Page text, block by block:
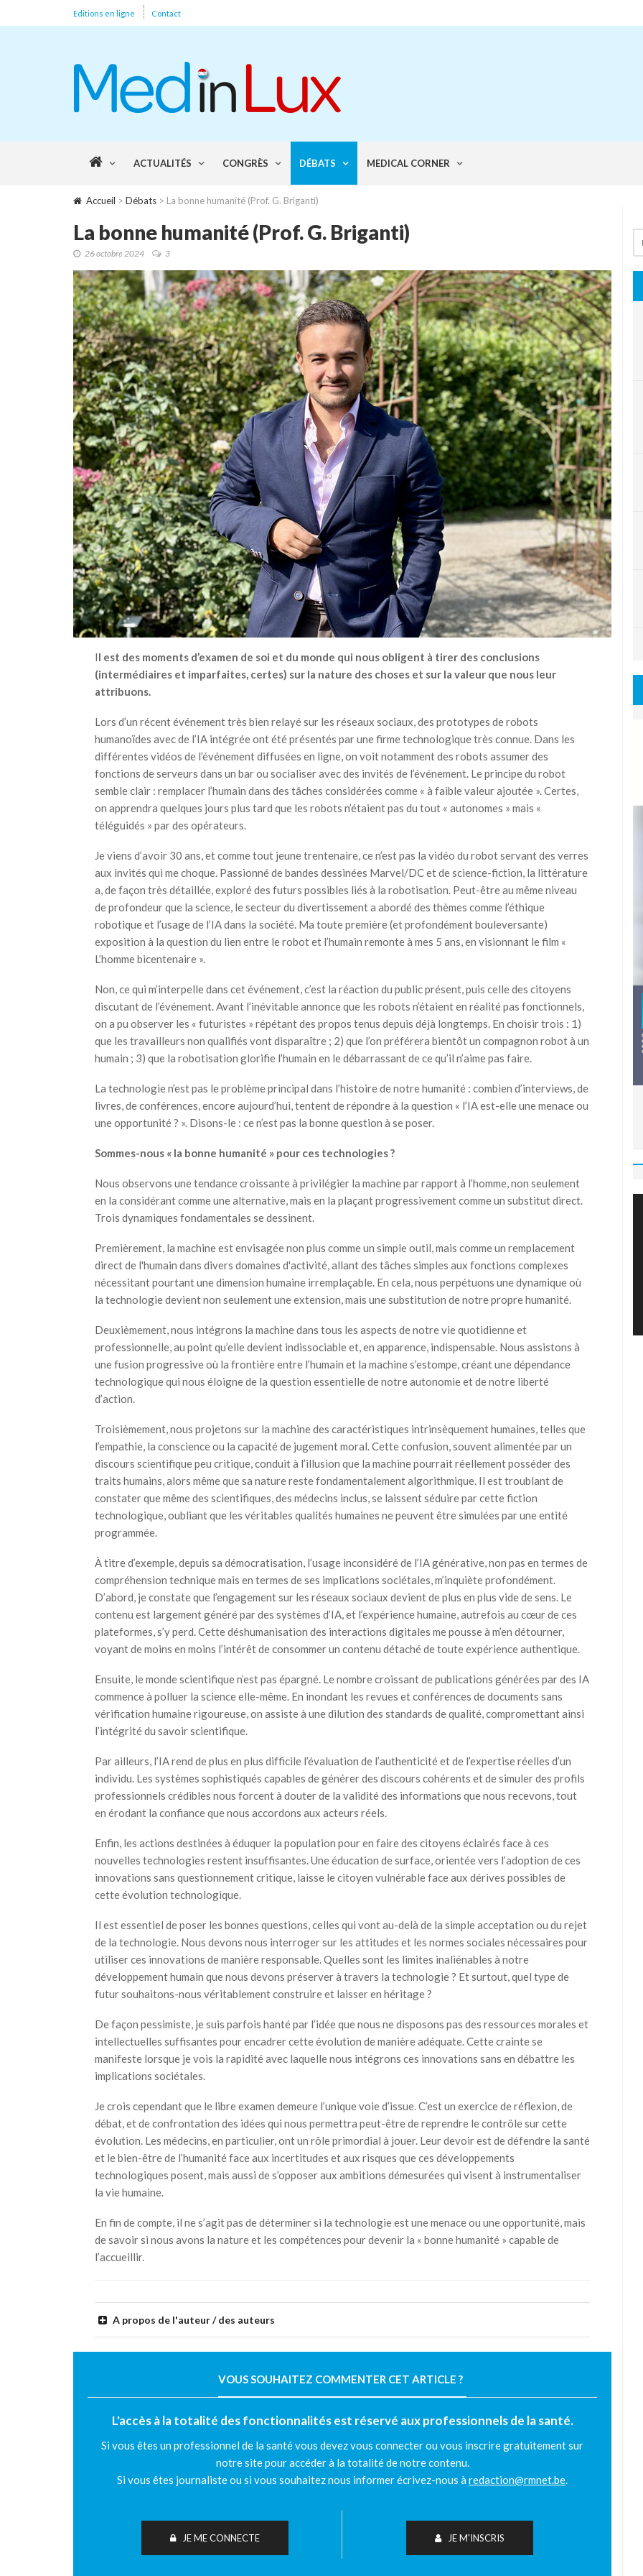
Editions en ligne Contact
ACTUALITÉS CONGRÈS DÉBATS MEDICAL CORNER
Accueil > Débats > La bonne humanité (Prof. G. Briganti)
La bonne humanité (Prof. G. Briganti)
26 octobre 2024 3
Il est des moments d’examen de soi et du monde qui nous obligent à tirer des conclusions
(intermédiaires et imparfaites, certes) sur la nature des choses et sur la valeur que nous leur
attribuons.
Lors d’un récent événement très bien relayé sur les réseaux sociaux, des prototypes de robots
humanoïdes avec de l’IA intégrée ont été présentés par une firme technologique très connue. Dans les
différentes vidéos de l’événement diffusées en ligne, on voit notamment des robots assumer des
fonctions de serveurs dans un bar ou socialiser avec des invités de l’événement. Le principe du robot
semble clair : remplacer l’humain dans des tâches considérées comme « à faible valeur ajoutée ». Certes,
on apprendra quelques jours plus tard que les robots n’étaient pas du tout « autonomes » mais «
téléguidés » par des opérateurs.
Je viens d’avoir 30 ans, et comme tout jeune trentenaire, ce n’est pas la vidéo du robot servant des verres
aux invités qui me choque. Passionné de bandes dessinées Marvel/DC et de science-fiction, la littérature
a, de façon très détaillée, exploré des futurs possibles liés à la robotisation. Peut-être au même niveau
de profondeur que la science, le secteur du divertissement a abordé des thèmes comme l’éthique
robotique et l’usage de l’IA dans la société. Ma toute première (et profondément bouleversante)
exposition à la question du lien entre le robot et l’humain remonte à mes 5 ans, en visionnant le film «
L’homme bicentenaire ».
Non, ce qui m’interpelle dans cet événement, c’est la réaction du public présent, puis celle des citoyens
discutant de l’événement. Avant l’inévitable annonce que les robots n’étaient en réalité pas fonctionnels,
on a pu observer les « futuristes » répétant des propos tenus depuis déjà longtemps. En choisir trois : 1)
que les travailleurs non qualifiés vont disparaître ; 2) que l’on préférera bientôt un compagnon robot à un
humain ; 3) que la robotisation glorifie l’humain en le débarrassant de ce qu’il n’aime pas faire.
La technologie n’est pas le problème principal dans l’histoire de notre humanité : combien d’interviews, de
livres, de conférences, encore aujourd’hui, tentent de répondre à la question « l’IA est-elle une menace ou
une opportunité ? ». Disons-le : ce n’est pas la bonne question à se poser.
Sommes-nous « la bonne humanité » pour ces technologies ?
Nous observons une tendance croissante à privilégier la machine par rapport à l’homme, non seulement
en la considérant comme une alternative, mais en la plaçant progressivement comme un substitut direct.
Trois dynamiques fondamentales se dessinent.
Premièrement, la machine est envisagée non plus comme un simple outil, mais comme un remplacement
direct de l'humain dans divers domaines d'activité, allant des tâches simples aux fonctions complexes
nécessitant pourtant une dimension humaine irremplaçable. En cela, nous perpétuons une dynamique où
la technologie devient non seulement une extension, mais une substitution de notre propre humanité.
Deuxièmement, nous intégrons la machine dans tous les aspects de notre vie quotidienne et
professionnelle, au point qu’elle devient indissociable et, en apparence, indispensable. Nous assistons à
une fusion progressive où la frontière entre l’humain et la machine s’estompe, créant une dépendance
technologique qui nous éloigne de la question essentielle de notre autonomie et de notre liberté
d’action.
Troisièmement, nous projetons sur la machine des caractéristiques intrinsèquement humaines, telles que
l’empathie, la conscience ou la capacité de jugement moral. Cette confusion, souvent alimentée par un
discours scientifique peu critique, conduit à l’illusion que la machine pourrait réellement posséder des
traits humains, alors même que sa nature reste fondamentalement algorithmique. Il est troublant de
constater que même des scientifiques, des médecins inclus, se laissent séduire par cette fiction
technologique, oubliant que les véritables qualités humaines ne peuvent être simulées par une entité
programmée.
À titre d’exemple, depuis sa démocratisation, l’usage inconsidéré de l’IA générative, non pas en termes de
compréhension technique mais en termes de ses implications sociétales, m’inquiète profondément.
D’abord, je constate que l’engagement sur les réseaux sociaux devient de plus en plus vide de sens. Le
contenu est largement généré par des systèmes d’IA, et l’expérience humaine, autrefois au cœur de ces
plateformes, s’y perd. Cette déshumanisation des interactions digitales me pousse à m’en détourner,
voyant de moins en moins l’intérêt de consommer un contenu détaché de toute expérience authentique.
Ensuite, le monde scientifique n’est pas épargné. Le nombre croissant de publications générées par des IA
commence à polluer la science elle-même. En inondant les revues et conférences de documents sans
vérification humaine rigoureuse, on assiste à une dilution des standards de qualité, compromettant ainsi
l’intégrité du savoir scientifique.
Par ailleurs, l’IA rend de plus en plus difficile l’évaluation de l’authenticité et de l’expertise réelles d’un
individu. Les systèmes sophistiqués capables de générer des discours cohérents et de simuler des profils
professionnels crédibles nous forcent à douter de la validité des informations que nous recevons, tout
en érodant la confiance que nous accordons aux acteurs réels.
Enfin, les actions destinées à éduquer la population pour en faire des citoyens éclairés face à ces
nouvelles technologies restent insuffisantes. Une éducation de surface, orientée vers l’adoption de ces
innovations sans questionnement critique, laisse le citoyen vulnérable face aux dérives possibles de
cette évolution technologique.
Il est essentiel de poser les bonnes questions, celles qui vont au-delà de la simple acceptation ou du rejet
de la technologie. Nous devons nous interroger sur les attitudes et les normes sociales nécessaires pour
utiliser ces innovations de manière responsable. Quelles sont les limites inaliénables à notre
développement humain que nous devons préserver à travers la technologie ? Et surtout, quel type de
futur souhaitons-nous véritablement construire et laisser en héritage ?
De façon pessimiste, je suis parfois hanté par l’idée que nous ne disposons pas des ressources morales et
intellectuelles suffisantes pour encadrer cette évolution de manière adéquate. Cette crainte se
manifeste lorsque je vois la rapidité avec laquelle nous intégrons ces innovations sans en débattre les
implications sociétales.
Je crois cependant que le libre examen demeure l’unique voie d’issue. C’est un exercice de réflexion, de
débat, et de confrontation des idées qui nous permettra peut-être de reprendre le contrôle sur cette
évolution. Les médecins, en particulier, ont un rôle primordial à jouer. Leur devoir est de défendre la santé
et le bien-être de l’humanité face aux incertitudes et aux risques que ces développements
technologiques posent, mais aussi de s’opposer aux ambitions démesurées qui visent à instrumentaliser
la vie humaine.
En fin de compte, il ne s’agit pas de déterminer si la technologie est une menace ou une opportunité, mais
de savoir si nous avons la nature et les compétences pour devenir la « bonne humanité » capable de
l’accueillir.
A propos de l'auteur / des auteurs
VOUS SOUHAITEZ COMMENTER CET ARTICLE ?
L'accès à la totalité des fonctionnalités est réservé aux professionnels de la santé.
Si vous êtes un professionnel de la santé vous devez vous connecter ou vous inscrire gratuitement sur
notre site pour accéder à la totalité de notre contenu.
Si vous êtes journaliste ou si vous souhaitez nous informer écrivez-nous àredaction@rmnet.be.
JE ME CONNECTE JE M'INSCRIS